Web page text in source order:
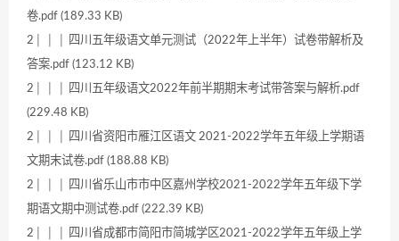
卷.pdf (189.33 KB)
2│ │ │ 四川五年级语文单元测试（2022年上半年）试卷带解析及
答案.pdf (123.12 KB)
2│ │ │ 四川五年级语文2022年前半期期末考试带答案与解析.pdf
(229.48 KB)
2│ │ │ 四川省资阳市雁江区语文 2021-2022学年五年级上学期语
文期末试卷.pdf (188.88 KB)
2│ │ │ 四川省乐山市市中区嘉州学校2021-2022学年五年级下学
期语文期中测试卷.pdf (222.39 KB)
2│ │ │ 四川省成都市简阳市简城学区2021-2022学年五年级上学